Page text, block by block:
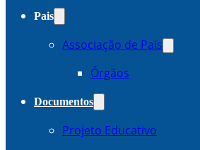
Pais
Associação de Pais
Órgãos
Documentos
Projeto Educativo